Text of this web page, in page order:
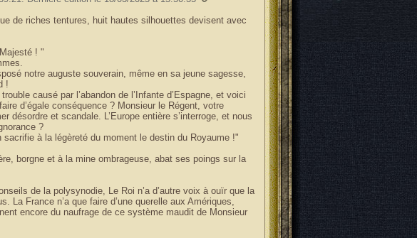
de riches tentures, huit hautes silhouettes devisent avec
! "
notre auguste souverain, même en sa jeune sagesse,
!
causé par l’abandon de l’Infante d’Espagne, et voici
d’égale conséquence ? Monsieur le Régent, votre
désordre et scandale. L’Europe entière s’interroge, et nous
?
sacrifie à la légèreté du moment le destin du Royaume !"
borgne et à la mine ombrageuse, abat ses poings sur la
de la polysynodie, Le Roi n’a d’autre voix à ouïr que la
La France n’a que faire d’une querelle aux Amériques,
encore du naufrage de ce système maudit de Monsieur